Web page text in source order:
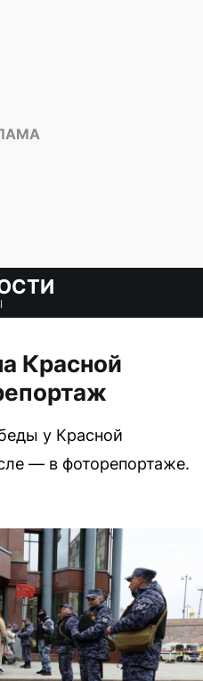
Красной
у Красной
— в фоторепортаже.